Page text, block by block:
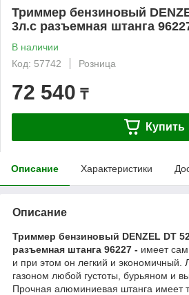
Триммер бензиновый
3л.с разъемная штанга
В наличии
Код: 57742
Розница
72 540 ₸
Купить
Описание Характеристики
Описание
Триммер бензиновый DENZEL DT
разъемная штанга 96227 - имеет
и при этом он легкий и экономичный.
газоном любой густоты, бурьяном и
Прочная алюминиевая штанга имеет